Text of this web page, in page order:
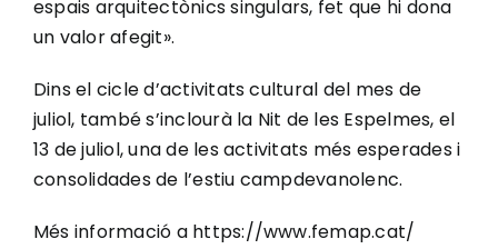
espais arquitectònics singulars, fet que hi dona
un valor afegit».
Dins el cicle d’activitats cultural del mes de
juliol, també s’inclourà la Nit de les Espelmes, el
13 de juliol, una de les activitats més esperades i
consolidades de l’estiu campdevanolenc.
Més informació a https://www.femap.cat/